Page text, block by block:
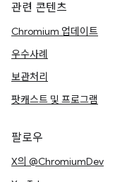
관련 콘텐츠
Chromium 업데이트
우수사례
보관처리
팟캐스트 및 프로그램
팔로우
X의 @ChromiumDev